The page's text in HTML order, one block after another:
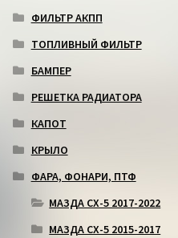
ФИЛЬТР АКПП
ТОПЛИВНЫЙ ФИЛЬТР
БАМПЕР
РЕШЕТКА РАДИАТОРА
КАПОТ
КРЫЛО
ФАРА, ФОНАРИ, ПТФ
МАЗДА СХ-5 2017-2022
МАЗДА СХ-5 2015-2017